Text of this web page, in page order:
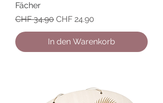
Fächer
Standardpreis
CHF 34.90 Sale-Preis
CHF 24.90
In den Warenkorb